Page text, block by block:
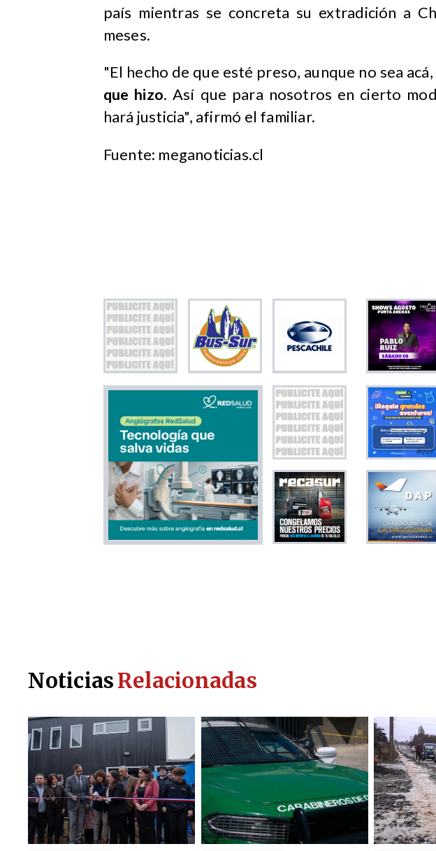
país mientras se concreta su extradición a
meses.
"El hecho de que esté preso, aunque no sea acá,
que hizo. Así que para nosotros en cierto
hará justicia", afirmó el familiar.
Fuente: meganoticias.cl
NoticiasRelacionadas